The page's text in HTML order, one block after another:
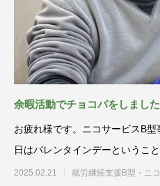
余暇活動でチョコパをしました
お疲れ様です。ニコサービスB
日はバレンタインデーというこ
コパをする
2025.02.21 就労継続支援B